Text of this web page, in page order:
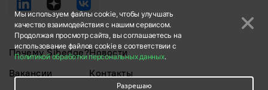
Почему Sibedge?
Вакансии
Новости
Контакты
Мы используем файлы cookie, чтобы улучшать
качество взаимодействия с нашим сервисом.
Продолжая просмотр сайта, вы соглашаетесь на
использование файлов cookie в соответствии с
Политикой обработки персональных данных.
Разрешаю